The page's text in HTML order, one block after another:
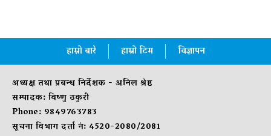
हाम्रो बारे हाम्रो टिम विज्ञापन
अध्यक्ष तथा प्रबन्ध निर्देशक - अनिल श्रेष्ठ
सम्पादक: विष्णु ठकुरी
Phone: 9849763783
सूचना विभाग दर्ता नं: 4520-2080/2081